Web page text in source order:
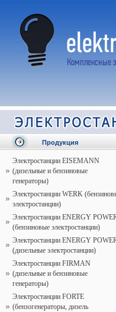
Продукция
Электростанции EISEMANN
(дизельные и бензиновые
генераторы)
Электростанции WERK
электростанции)
Электростанции ENERGY
(бензиновые электростанции)
Электростанции ENERGY
(дизельные электростанции)
Электростанции FIRMAN
(дизельные и бензиновые
генераторы)
Электростанции FORTE
(бензогенераторы, дизель